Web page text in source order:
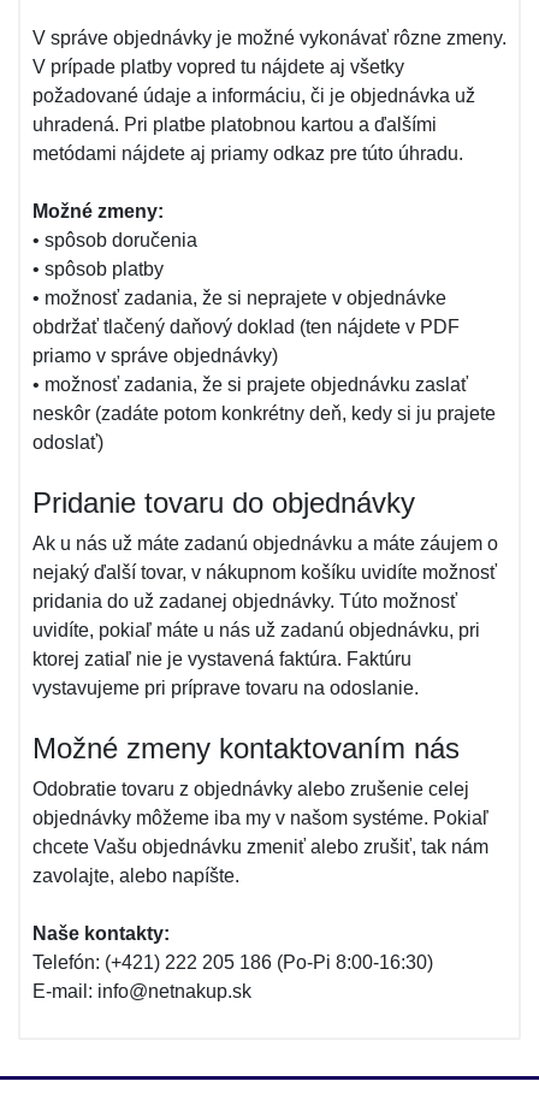
V správe objednávky je možné vykonávať rôzne zmeny.
V prípade platby vopred tu nájdete aj všetky
požadované údaje a informáciu, či je objednávka už
uhradená. Pri platbe platobnou kartou a ďalšími
metódami nájdete aj priamy odkaz pre túto úhradu.
Možné zmeny:
• spôsob doručenia
• spôsob platby
• možnosť zadania, že si neprajete v objednávke
obdržať tlačený daňový doklad (ten nájdete v PDF
priamo v správe objednávky)
• možnosť zadania, že si prajete objednávku zaslať
neskôr (zadáte potom konkrétny deň, kedy si ju prajete
odoslať)
Pridanie tovaru do objednávky
Ak u nás už máte zadanú objednávku a máte záujem o
nejaký ďalší tovar, v nákupnom košíku uvidíte možnosť
pridania do už zadanej objednávky. Túto možnosť
uvidíte, pokiaľ máte u nás už zadanú objednávku, pri
ktorej zatiaľ nie je vystavená faktúra. Faktúru
vystavujeme pri príprave tovaru na odoslanie.
Možné zmeny kontaktovaním nás
Odobratie tovaru z objednávky alebo zrušenie celej
objednávky môžeme iba my v našom systéme. Pokiaľ
chcete Vašu objednávku zmeniť alebo zrušiť, tak nám
zavolajte, alebo napíšte.
Naše kontakty:
Telefón: (+421) 222 205 186 (Po-Pi 8:00-16:30)
E-mail: info@netnakup.sk